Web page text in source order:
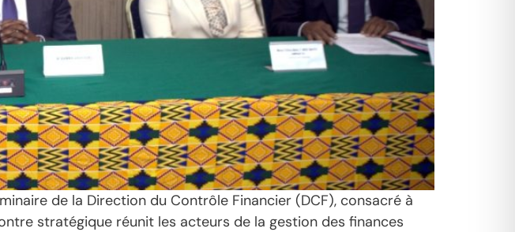
de la Direction du Contrôle Financier (DCF), consacré à
stratégique réunit les acteurs de la gestion des finances